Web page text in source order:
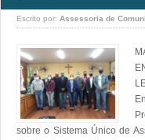
Escrito por: Assessoria de
sobre o Sistema Único de